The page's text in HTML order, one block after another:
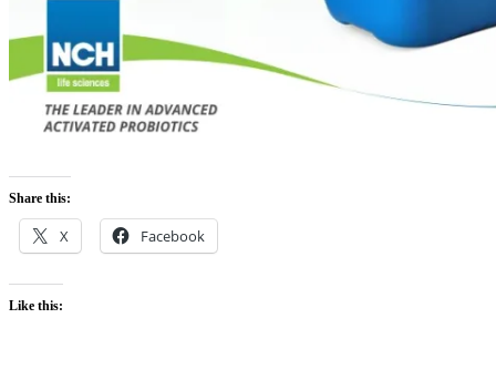
Share this:
X Facebook
Like this: